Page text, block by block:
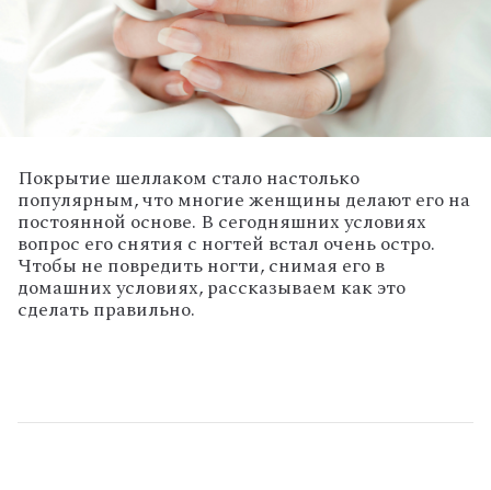
Покрытие шеллаком стало настолько
популярным, что многие женщины делают его на
постоянной основе. В сегодняшних условиях
вопрос его снятия с ногтей встал очень остро.
Чтобы не повредить ногти, снимая его в
домашних условиях, рассказываем как это
сделать правильно.